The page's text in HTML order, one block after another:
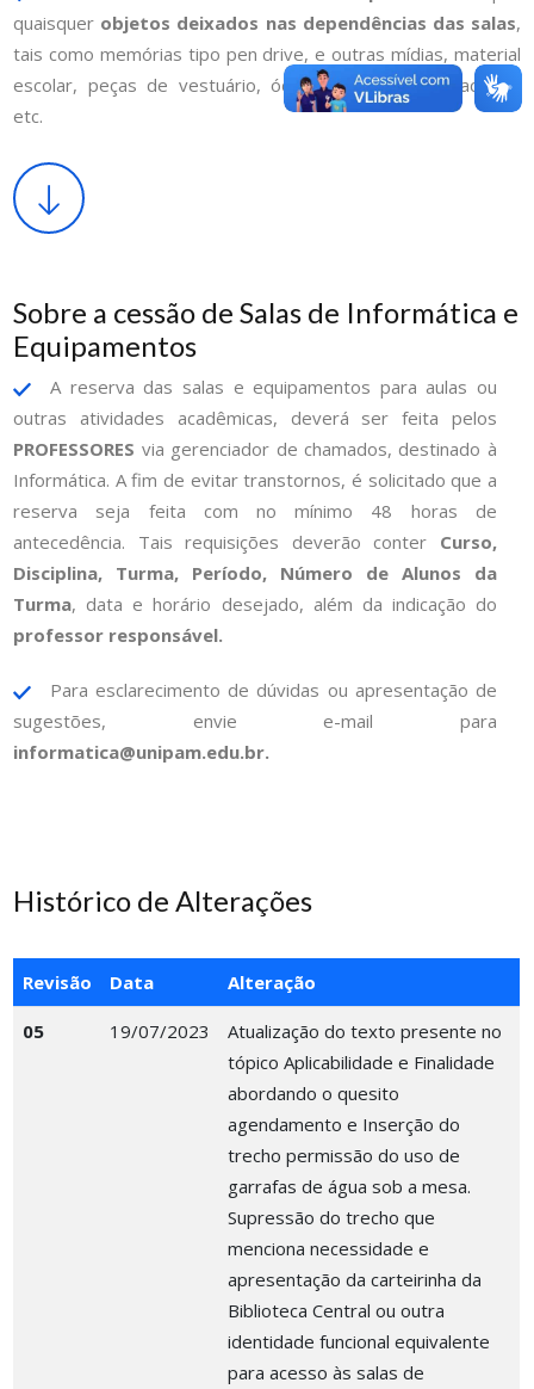
quaisquer objetos deixados nas dependências das salas,
tais como memórias tipo pen drive, e outras mídias, material
escolar, peças de vestuário, óculos, chaveiros, capacetes,
etc.
Sobre a cessão de Salas de Informática e
Equipamentos
A reserva das salas e equipamentos para aulas ou
outras atividades acadêmicas, deverá ser feita pelos
PROFESSORES via gerenciador de chamados, destinado à
Informática. A fim de evitar transtornos, é solicitado que a
reserva seja feita com no mínimo 48 horas de
antecedência. Tais requisições deverão conter Curso,
Disciplina, Turma, Período, Número de Alunos da
Turma, data e horário desejado, além da indicação do
professor responsável.
Para esclarecimento de dúvidas ou apresentação de
sugestões, envie e-mail para
informatica@unipam.edu.br.
Histórico de Alterações
Revisão Data Alteração
05 19/07/2023
Atualização do texto presente no
tópico Aplicabilidade e Finalidade
abordando o quesito
agendamento e Inserção do
trecho permissão do uso de
garrafas de água sob a mesa.
Supressão do trecho que
menciona necessidade e
apresentação da carteirinha da
Biblioteca Central ou outra
identidade funcional equivalente
para acesso às salas de